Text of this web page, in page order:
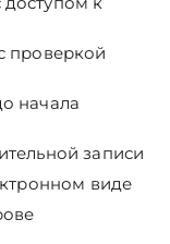
проверкой
начала
записи
виде